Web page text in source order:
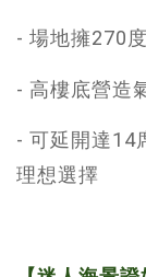
- 場地擁270
- 高樓底營造
- 可延開達14
理想選擇